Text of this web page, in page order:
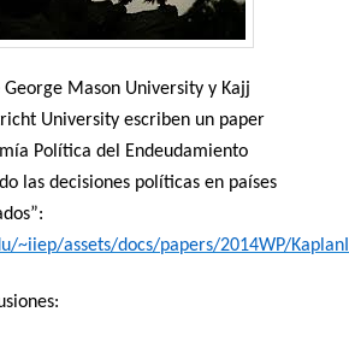
George Mason University y Kajj
University escriben un paper
Política del Endeudamiento
las decisiones políticas en países
~iiep/assets/docs/papers/2014WP/